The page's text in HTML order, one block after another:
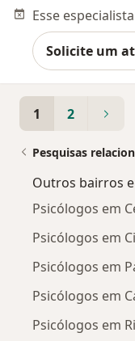
Solicite um
1 2
Pesquisas
Outros bairros
Psicólogos em
Psicólogos em
Psicólogos em
Psicólogos em
Psicólogos em